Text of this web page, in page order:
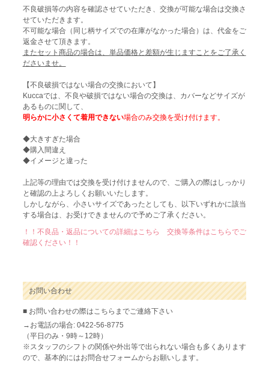
不良破損等の内容を確認させていただき、交換が可能な場合は交換さ
せていただきます。
不可能な場合（同じ柄サイズでの在庫がなかった場合）は、代金をご
返金させて頂きます。
またセット商品の場合は、単品価格と差額が生じますことをご了承く
ださいませ。
【不良破損ではない場合の交換において】
Kuccaでは、不良や破損ではない場合の交換は、カバーなどサイズが
あるものに関して、
明らかに小さくて着用できない場合のみ交換を受け付けます。
◆大きすぎた場合
◆購入間違え
◆イメージと違った
上記等の理由では交換を受け付けませんので、ご購入の際はしっかり
と確認の上よろしくお願いいたします。
しかしながら、小さいサイズであったとしても、以下いずれかに該当
する場合は、お受けできませんので予めご了承ください。
！！不良品・返品についての詳細はこちら 交換等条件はこちらでご
確認ください！！
お問い合わせ
■ お問い合わせの際はこちらまでご連絡下さい
→お電話の場合: 0422-56-8775
（平日のみ・9時～12時）
※スタッフのシフトの関係や外出等で出られない場合も多くあります
ので、基本的にはお問合せフォームからお願いします。